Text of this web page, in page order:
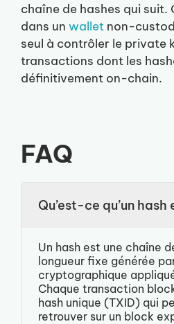
chaîne de hashes qui suit.
dans un wallet non-
seul à contrôler le private
transactions dont les
définitivement on-chain.
FAQ
Qu’est-ce qu’un
Un hash est une chaîne
longueur fixe générée
cryptographique
Chaque transaction
hash unique (TXID) qui
retrouver sur un block